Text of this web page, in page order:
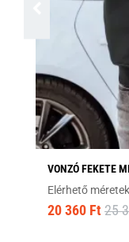
VONZÓ FEKETE
Elérhető
20 360 Ft 25